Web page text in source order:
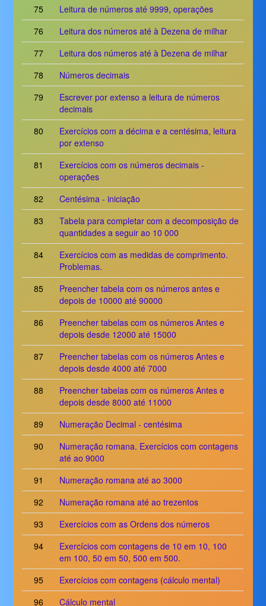
75
Leitura de números até 9999, operações
76
Leitura dos números até à Dezena de milhar
77
Leitura dos números até à Dezena de milhar
78
Números decimais
79
Escrever por extenso a leitura de números
decimais
80
Exercícios com a décima e a centésima, leitura
por extenso
81
Exercícios com os números decimais -
operações
82
Centésima - iniciação
83
Tabela para completar com a decomposição de
quantidades a seguir ao 10 000
84
Exercícios com as medidas de comprimento.
Problemas.
85
Preencher tabela com os números antes e
depois de 10000 até 90000
86
Preencher tabelas com os números Antes e
depois desde 12000 até 15000
87
Preencher tabelas com os números Antes e
depois desde 4000 até 7000
88
Preencher tabelas com os números Antes e
depois desde 8000 até 11000
89
Numeração Decimal - centésima
90
Numeração romana. Exercícios com contagens
até ao 9000
91
Numeração romana até ao 3000
92
Numeração romana até ao trezentos
93
Exercícios com as Ordens dos números
94
Exercícios com contagens de 10 em 10, 100
em 100, 50 em 50, 500 em 500.
95
Exercícios com contagens (cálculo mental)
96
Cálculo mental